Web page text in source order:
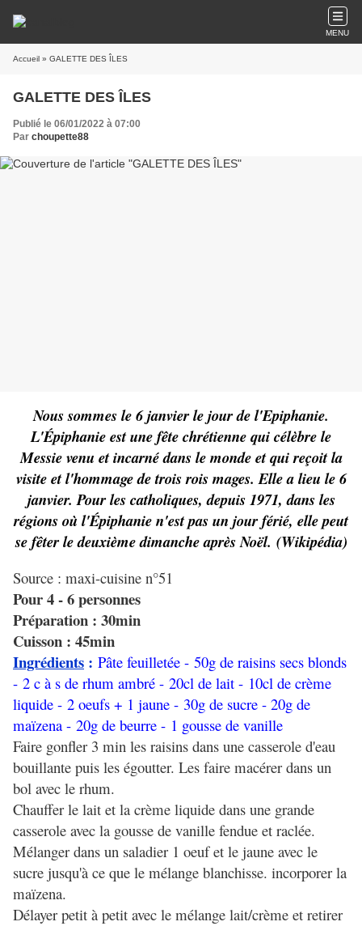
MENU
Accueil » GALETTE DES ÎLES
GALETTE DES ÎLES
Publié le 06/01/2022 à 07:00
Par choupette88
Nous sommes le 6 janvier le jour de l'Epiphanie.
L'Épiphanie est une fête chrétienne qui célèbre le
Messie venu et incarné dans le monde et qui reçoit la
visite et l'hommage de trois rois mages. Elle a lieu le 6
janvier. Pour les catholiques, depuis 1971, dans les
régions où l'Épiphanie n'est pas un jour férié, elle peut
se fêter le deuxième dimanche après Noël. (Wikipédia)
Source : maxi-cuisine n°51
Pour 4 - 6 personnes
Préparation : 30min
Cuisson : 45min
Ingrédients : Pâte feuilletée - 50g de raisins secs blonds
- 2 c à s de rhum ambré - 20cl de lait - 10cl de crème
liquide - 2 oeufs + 1 jaune - 30g de sucre - 20g de
maïzena - 20g de beurre - 1 gousse de vanille
Faire gonfler 3 min les raisins dans une casserole d'eau
bouillante puis les égoutter. Les faire macérer dans un
bol avec le rhum.
Chauffer le lait et la crème liquide dans une grande
casserole avec la gousse de vanille fendue et raclée.
Mélanger dans un saladier 1 oeuf et le jaune avec le
sucre jusqu'à ce que le mélange blanchisse. incorporer la
maïzena.
Délayer petit à petit avec le mélange lait/crème et retirer